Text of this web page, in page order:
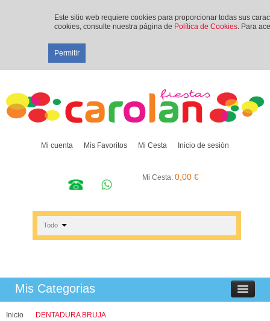
Este sitio web requiere cookies para proporcionar todas sus
cookies, consulte nuestra página de Política de Cookies. Para
Permitir
Mi cuenta Mis Favoritos Mi Cesta Inicio de sesión
Mi Cesta: 0,00 €
Todo
Mis Categorias
Inicio DENTADURA BRUJA